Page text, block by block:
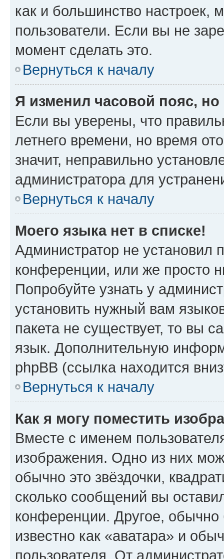
как и большинство настроек,
пользователи. Если вы не
момент сделать это.
Вернуться к началу
Я изменил часовой пояс,
Если вы уверены, что
летнего времени, но время
значит, неправильно
администратора для
Вернуться к началу
Моего языка нет в списке!
Администратор не установил
конференции, или же просто
Попробуйте узнать у
установить нужный вам
пакета не существует, то вы
язык. Дополнительную
phpBB (ссылка находится
Вернуться к началу
Как я могу поместить
Вместе с именем
изображения. Одно из них
обычно это звёздочки,
сколько сообщений вы
конференции. Другое,
известно как «аватара» и
пользователя. От